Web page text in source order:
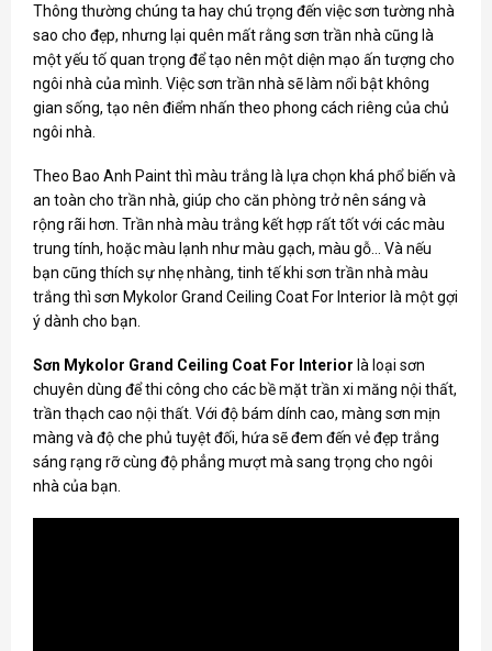
Thông thường chúng ta hay chú trọng đến việc sơn tường nhà
sao cho đẹp, nhưng lại quên mất rằng sơn trần nhà cũng là
một yếu tố quan trọng để tạo nên một diện mạo ấn tượng cho
ngôi nhà của mình. Việc sơn trần nhà sẽ làm nổi bật không
gian sống, tạo nên điểm nhấn theo phong cách riêng của chủ
ngôi nhà.
Theo Bao Anh Paint thì màu trắng là lựa chọn khá phổ biến và
an toàn cho trần nhà, giúp cho căn phòng trở nên sáng và
rộng rãi hơn. Trần nhà màu trắng kết hợp rất tốt với các màu
trung tính, hoặc màu lạnh như màu gạch, màu gỗ… Và nếu
bạn cũng thích sự nhẹ nhàng, tinh tế khi sơn trần nhà màu
trắng thì sơn Mykolor Grand Ceiling Coat For Interior là một gợi
ý dành cho bạn.
Sơn Mykolor Grand Ceiling Coat For Interior là loại sơn
chuyên dùng để thi công cho các bề mặt trần xi măng nội thất,
trần thạch cao nội thất. Với độ bám dính cao, màng sơn mịn
màng và độ che phủ tuyệt đối, hứa sẽ đem đến vẻ đẹp trắng
sáng rạng rỡ cùng độ phẳng mượt mà sang trọng cho ngôi
nhà của bạn.